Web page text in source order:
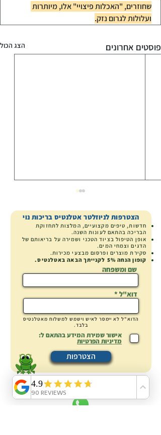
שחוזרים, "האכלות פיצויי" אלו, מיותרות
ועלולות לגרום נזק.
פוסטים אחרונים הצג הכול
למה ספוגי הפילטר התכווצו?
הצטרפות לניוזלטר אטלנטיס בריכות נוי
חדשות, טיפים מקצועיים, המלצות לתחזוקת
הבריכה בהתאם לעונות השנה.
אופן הטיפול בציוד הטכני ושמירה על בריאותם של
הדגים וצמחי המים.
סקירת מוצרים ופרסום מבצעי מכירות.
קופון הנחה5% לקנייתך הבאה באטלנטיס.
שם ומשפחה
דוא"ל
הדוא"ל לא יימסר לאיש וישמש למשלוח מאטלנטיס
בלבד.
אישור שמירת המידע בהתאם ל:
מדיניות הפרטיות
הצטרפות